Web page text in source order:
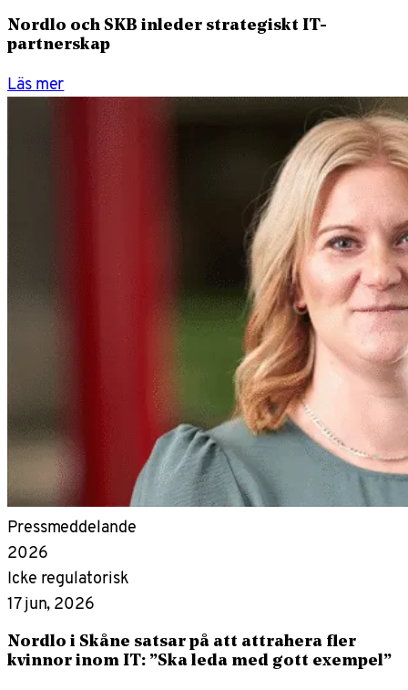
Nordlo och SKB inleder strategiskt IT-
partnerskap
Läs mer
Pressmeddelande
2026
Icke regulatorisk
17 jun, 2026
Nordlo i Skåne satsar på att attrahera fler
kvinnor inom IT: ”Ska leda med gott exempel”